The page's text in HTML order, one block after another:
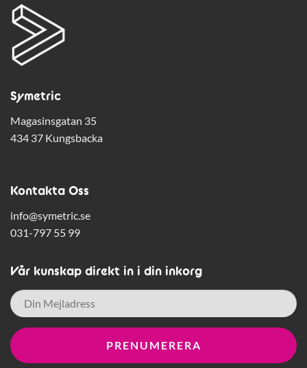
Symetric
Magasinsgatan 35
434 37 Kungsbacka
Kontakta Oss
info@symetric.se
031-797 55 99
Vår kunskap direkt in i din inkorg
E-
post *